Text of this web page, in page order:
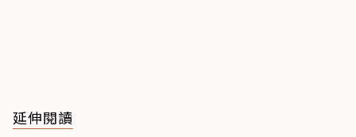
延伸閱讀